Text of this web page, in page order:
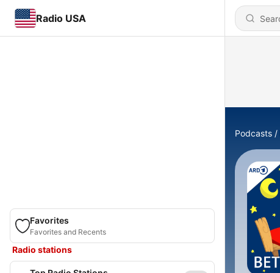
Radio USA
Favorites
Favorites and Recents
Radio stations
Podcasts